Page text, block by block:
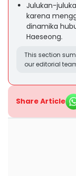
Julukan-­
karena
dinamika
Haeseong.
This section
our editorial
Share Article